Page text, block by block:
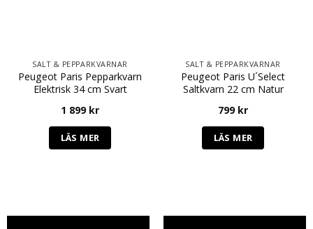
SALT & PEPPARKVARNAR
Peugeot Paris Pepparkvarn
Elektrisk 34 cm Svart
1 899 kr
LÄS MER
SALT & PEPPARKVARNAR
Peugeot Paris U´Select
Saltkvarn 22 cm Natur
799 kr
LÄS MER